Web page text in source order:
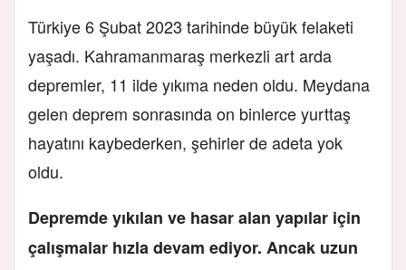
Türkiye 6 Şubat 2023 tarihinde büyük felaketi
yaşadı. Kahramanmaraş merkezli art arda
depremler, 11 ilde yıkıma neden oldu. Meydana
gelen deprem sonrasında on binlerce yurttaş
hayatını kaybederken, şehirler de adeta yok
oldu.
Depremde yıkılan ve hasar alan yapılar için
çalışmalar hızla devam ediyor. Ancak uzun